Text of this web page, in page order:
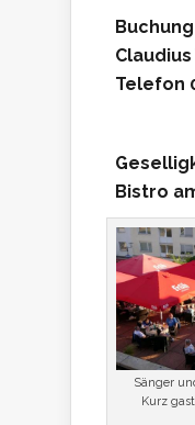
Claudius
Telefon
Bistro
Sänger
Kurz